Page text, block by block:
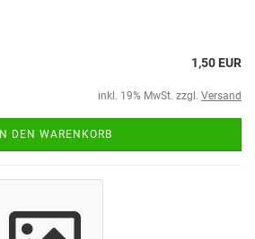
1,50 EUR
inkl. 19% MwSt. zzgl. Versand
IN DEN WARENKORB